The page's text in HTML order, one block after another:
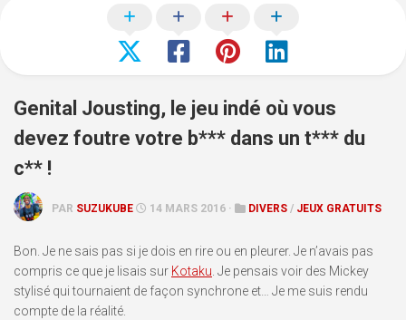
Genital Jousting, le jeu indé où vous
devez foutre votre b*** dans un t*** du
c** !
PAR SUZUKUBE 14 MARS 2016 · DIVERS / JEUX GRATUITS
Bon. Je ne sais pas si je dois en rire ou en pleurer. Je n’avais pas
compris ce que je lisais sur Kotaku . Je pensais voir des Mickey
stylisé qui tournaient de façon synchrone et… Je me suis rendu
compte de la réalité.